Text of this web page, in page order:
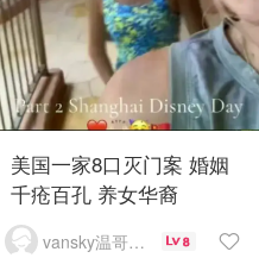
美国一家8口灭门案 婚姻
千疮百孔 养女华裔
vansky温哥华天空 8